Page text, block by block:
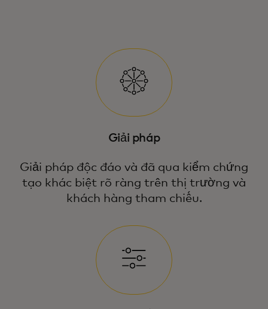
Giải pháp
Giải pháp độc đáo và đã qua kiểm chứng
tạo khác biệt rõ ràng trên thị trường và
khách hàng tham chiếu.